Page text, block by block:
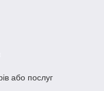
або послуг